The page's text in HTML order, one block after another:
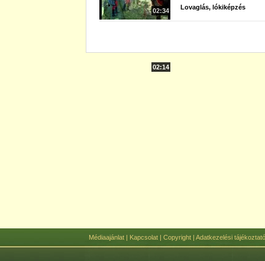
02:34
02:14
Lovaglás, lókiképzés
Médiaajánlat| Kapcsolat| Copyright| Adatkezelési tájékoztató